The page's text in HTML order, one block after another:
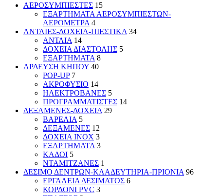
ΑΕΡΟΣΥΜΠΙΕΣΤΕΣ 15
ΕΞΑΡΤΗΜΑΤΑ ΑΕΡΟΣΥΜΠΙΕΣΤΩΝ-
ΑΕΡΟΜΕΤΡΑ 4
ΑΝΤΛΙΕΣ-ΔΟΧΕΙΑ-ΠΙΕΣΤΙΚΑ 34
ΑΝΤΛΙΑ 14
ΔΟΧΕΙΑ ΔΙΑΣΤΟΛΗΣ 5
ΕΞΑΡΤΗΜΑΤΑ 8
ΑΡΔΕΥΣΗ ΚΗΠΟΥ 40
POP-UP 7
ΑΚΡΟΦΥΣΙΟ 14
ΗΛΕΚΤΡΟΒΑΝΕΣ 5
ΠΡΟΓΡΑΜΜΑΤΙΣΤΕΣ 14
ΔΕΞΑΜΕΝΕΣ-ΔΟΧΕΙΑ 29
ΒΑΡΕΛΙΑ 5
ΔΕΞΑΜΕΝΕΣ 12
ΔΟΧΕΙΑ INOX 3
ΕΞΑΡΤΗΜΑΤΑ 3
ΚΑΔΟΙ 5
ΝΤΑΜΙΤΖΑΝΕΣ 1
ΔΕΣΙΜΟ ΔΕΝΤΡΩΝ-ΚΛΑΔΕΥΤΗΡΙΑ-ΠΡΙΟΝΙΑ 96
ΕΡΓΑΛΕΙΑ ΔΕΣΙΜΑΤΟΣ 6
ΚΟΡΔΟΝΙ PVC 3